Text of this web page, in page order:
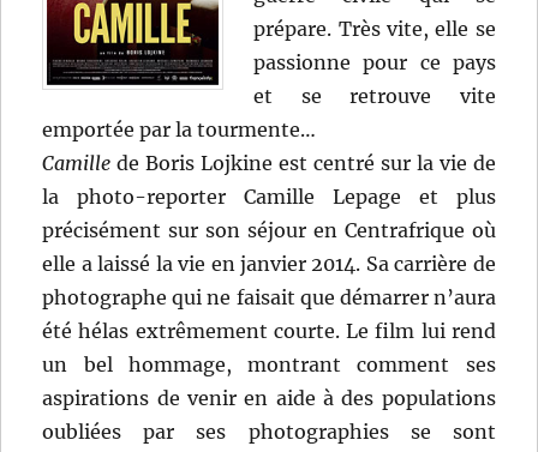
prépare. Très vite, elle se
passionne pour ce pays
et se retrouve vite
emportée par la tourmente…
Camille de Boris Lojkine est centré sur la vie de
la photo-reporter Camille Lepage et plus
précisément sur son séjour en Centrafrique où
elle a laissé la vie en janvier 2014. Sa carrière de
photographe qui ne faisait que démarrer n’aura
été hélas extrêmement courte. Le film lui rend
un bel hommage, montrant comment ses
aspirations de venir en aide à des populations
oubliées par ses photographies se sont